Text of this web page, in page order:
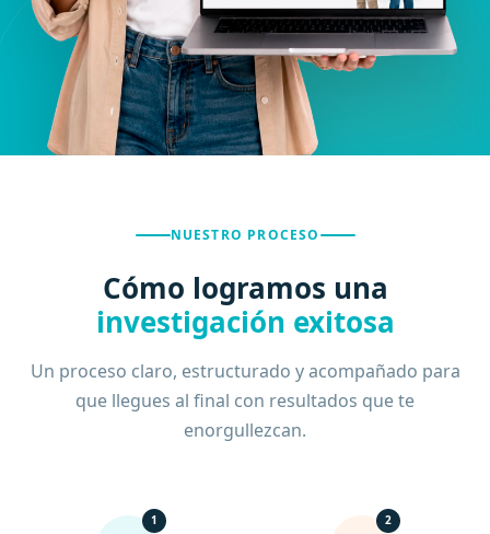
NUESTRO PROCESO
Cómo logramos una
investigación exitosa
Un proceso claro, estructurado y acompañado para
que llegues al final con resultados que te
enorgullezcan.
1 2